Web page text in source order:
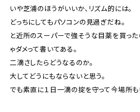
いや芝浦のほうがいいか、リズム的には。
どっちにしてもパソコンの見過ぎだね。
と近所のスーパーで強そうな目薬を買った
ゃダメって書いてある。
二滴さしたらどうなるのか。
大してどうにもならないと思う。
でも素直に１日一滴の掟を守って今場所も